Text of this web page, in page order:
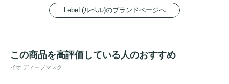
LebeL(ルベル)のブランドページへ
この商品を高評価している人のおすすめ
イオ ディープマスク